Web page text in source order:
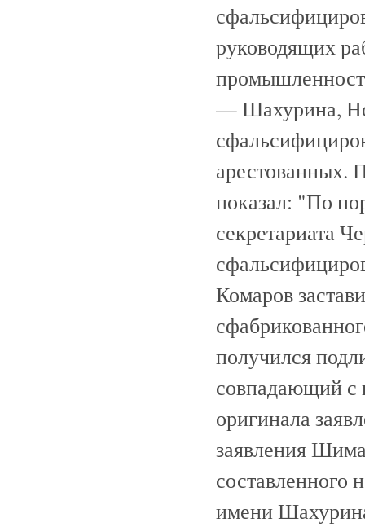
руководящих
— Шахурина,
арестованных.
показал: "По
секретариата
Комаров
получился
совпадающий с
оригинала
заявления
составленного
имени